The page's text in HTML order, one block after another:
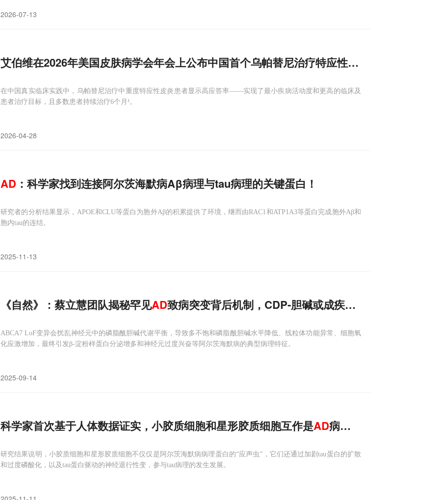
2026-07-13
艾伯维在2026年美国皮肤病学会年会上公布中国首个乌帕替尼治疗特应性皮炎的大规模
在中国真实临床实践中，乌帕替尼治疗中重度特应性皮炎患者显示高应答率——实现了最小疾病活动度和更高的临床及
患者治疗目标，且多数患者持续治疗6个月¹。
2026-04-28
AD ：科学家找到连接阿尔茨海默病Aβ病理与tau病理的关键蛋白！
研究者的分析结果显示，APOE和CLU等蛋白为胞外Aβ的积累提供了环境，继而由RAC1和ATP1A3等蛋白完成胞外Aβ和
胞内tau的连结。
2025-11-13
《自然》：蔡立慧团队揭秘罕见AD致病突变背后机制，CDP-胆碱或成疾病通解
ABCA7 LoF变异会扰乱神经元中的磷脂酰胆碱代谢平衡，导致多不饱和磷脂酰胆碱水平降低、线粒体功能异常、细胞氧
化应激增加，最终引发β-淀粉样蛋白分泌增多和神经元过度兴奋等阿尔茨海默病的典型病理特征。
2025-09-14
科学家首次基于人体数据证实，小胶质细胞和星形胶质细胞互作是AD病理关键
研究结果说明，小胶质细胞和星形胶质细胞不仅仅是阿尔茨海默病病理蛋白的“应声虫”，它们还通过加剧tau蛋白的扩散
和过度磷酸化，以及tau蛋白驱动的神经退行性变，参与tau病理的发生发展。